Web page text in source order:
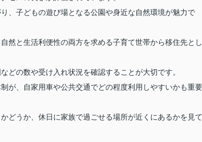
、子どもの遊び場となる公園や身近な自然環境が魅力で
然と生活利便性の両方を求める子育て世帯から移住先とし
どの数や受け入れ状況を確認することが大切です。
が、自家用車や公共交通でどの程度利用しやすいかも重要
どうか、休日に家族で過ごせる場所が近くにあるかを見て